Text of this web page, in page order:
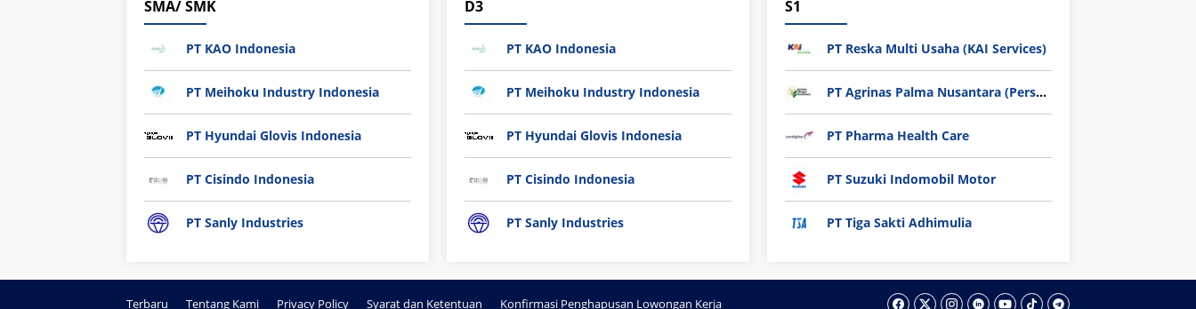
SMA/ SMK
PT KAO Indonesia
PT Meihoku Industry Indonesia
PT Hyundai Glovis Indonesia
PT Cisindo Indonesia
PT Sanly Industries
D3
PT KAO Indonesia
PT Meihoku Industry Indonesia
PT Hyundai Glovis Indonesia
PT Cisindo Indonesia
PT Sanly Industries
S1
PT Reska Multi Usaha (KAI Services)
PT Agrinas Palma Nusantara (Persero)
PT Pharma Health Care
PT Suzuki Indomobil Motor
PT Tiga Sakti Adhimulia
Terbaru Tentang Kami Privacy Policy Syarat dan Ketentuan Konfirmasi Penghapusan Lowongan Kerja